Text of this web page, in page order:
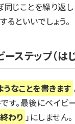
じことを繰り返し
といいでしょう。
ステップ（は
なことを書きます
す。最後にベイビ
わり 」にしません。